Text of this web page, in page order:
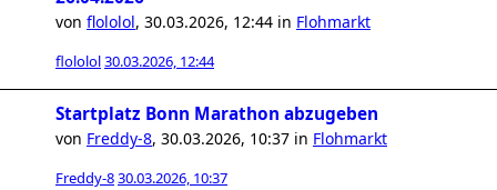
von flololol, 30.03.2026, 12:44 in Flohmarkt
flololol30.03.2026, 12:44
Startplatz Bonn Marathon abzugeben
von Freddy-8, 30.03.2026, 10:37 in Flohmarkt
Freddy-830.03.2026, 10:37